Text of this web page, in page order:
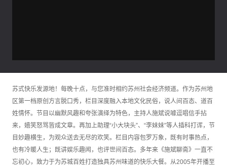
苏式快乐发源地！每晚十点，与您准时相约苏州社会经济频道。作为苏州地
区第一档原创方言脱口秀，栏目深度融入本地文化民俗，说人间百态、道百
姓情怀。节目以幽默风趣和夸张演绎为特色，主持人施斌说噱逗唱信手拈
来，嬉笑怒骂皆成文章。再加上助理“小大块头”、“李妹妹”等人插科打诨，节
目妙趣横生，为观众送去无尽的欢笑。栏目内容包罗万象，既有时事热点，
也有冷暖人生；既讲娱乐趣闻，也评世间百态。多年来《施斌聊斋》一直不
忘初心，致力于为苏城百姓打造独具苏州味道的快乐大餐。从2005年开播至